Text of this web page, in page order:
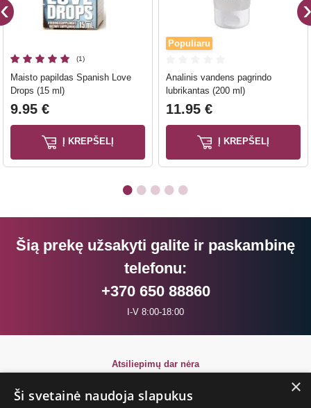
(1)
Maisto papildas Spanish Love
Drops (15 ml)
9.95 €
Į KREPŠELĮ
Populiaru
Analinis vandens pagrindo
lubrikantas (200 ml)
11.95 €
Į KREPŠELĮ
Šią prekę užsakyti galite ir paskambinę
telefonu:
+370 650 88860
I-V 8:00-18:00
Atsiliepimų dar nėra
×
Ši svetainė naudoja slapukus